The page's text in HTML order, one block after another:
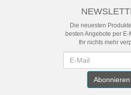
Die neuesten
besten Angebote per E-
Ihr nichts mehr
Abonnieren